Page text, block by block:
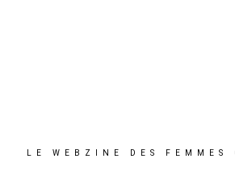
LE WEBZINE DES FEMMES